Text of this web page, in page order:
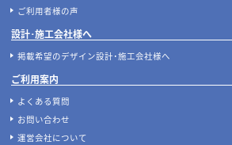
ご利用者様の声
設計･施工会社様へ
掲載希望のデザイン設計･施工会社様へ
ご利用案内
よくある質問
お問い合わせ
運営会社について